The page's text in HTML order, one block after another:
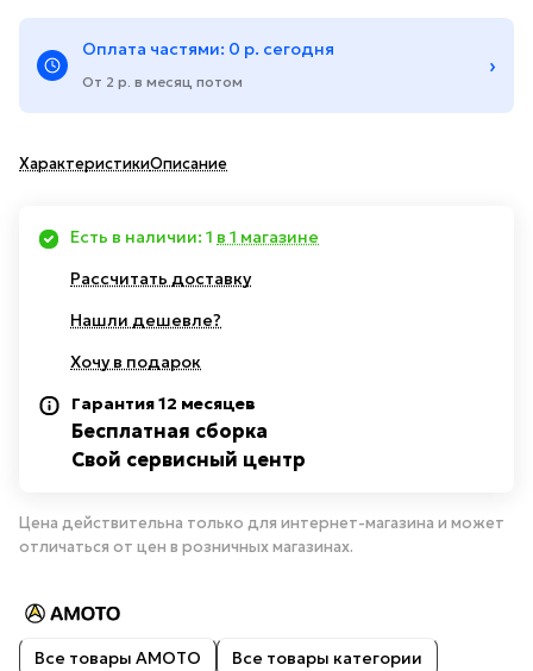
Оплата частями: 0 р. сегодня
От 2 р. в месяц потом
›
ХарактеристикиОписание
Есть в наличии: 1 в 1 магазине
Рассчитать доставку
Нашли дешевле?
Хочу в подарок
Гарантия 12 месяцев
Бесплатная сборка
Свой сервисный центр
Цена действительна только для интернет-магазина и может
отличаться от цен в розничных магазинах.
Все товары AMOTO Все товары категории